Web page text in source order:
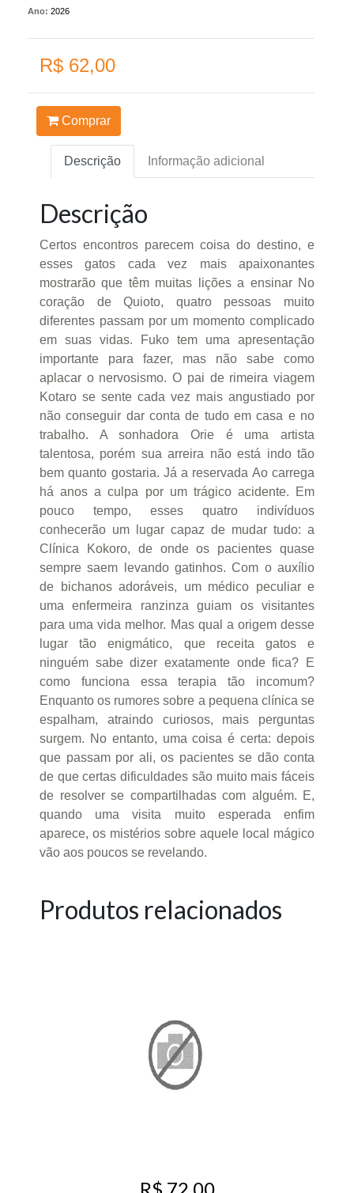
Ano: 2026
R$ 62,00
Comprar
Descrição Informação adicional
Descrição
Certos encontros parecem coisa do destino, e
esses gatos cada vez mais apaixonantes
mostrarão que têm muitas lições a ensinar No
coração de Quioto, quatro pessoas muito
diferentes passam por um momento complicado
em suas vidas. Fuko tem uma apresentação
importante para fazer, mas não sabe como
aplacar o nervosismo. O pai de rimeira viagem
Kotaro se sente cada vez mais angustiado por
não conseguir dar conta de tudo em casa e no
trabalho. A sonhadora Orie é uma artista
talentosa, porém sua arreira não está indo tão
bem quanto gostaria. Já a reservada Ao carrega
há anos a culpa por um trágico acidente. Em
pouco tempo, esses quatro indivíduos
conhecerão um lugar capaz de mudar tudo: a
Clínica Kokoro, de onde os pacientes quase
sempre saem levando gatinhos. Com o auxílio
de bichanos adoráveis, um médico peculiar e
uma enfermeira ranzinza guiam os visitantes
para uma vida melhor. Mas qual a origem desse
lugar tão enigmático, que receita gatos e
ninguém sabe dizer exatamente onde fica? E
como funciona essa terapia tão incomum?
Enquanto os rumores sobre a pequena clínica se
espalham, atraindo curiosos, mais perguntas
surgem. No entanto, uma coisa é certa: depois
que passam por ali, os pacientes se dão conta
de que certas dificuldades são muito mais fáceis
de resolver se compartilhadas com alguém. E,
quando uma visita muito esperada enfim
aparece, os mistérios sobre aquele local mágico
vão aos poucos se revelando.
Produtos relacionados